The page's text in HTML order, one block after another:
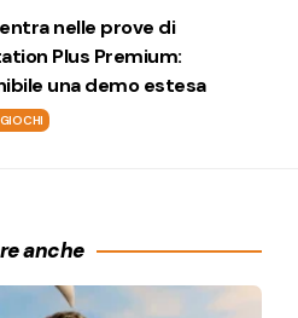
nelle prove di
Plus Premium:
una demo estesa
anche